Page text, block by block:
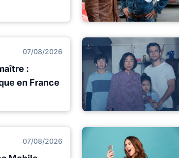
07/08/2026
:
en France
07/08/2026